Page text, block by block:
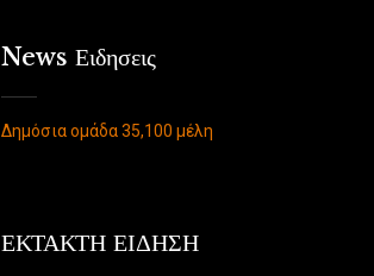
News Ειδησεις
Δημόσια ομάδα 35,100 μέλη
ΕΚΤΑΚΤΗ ΕΙΔΗΣΗ